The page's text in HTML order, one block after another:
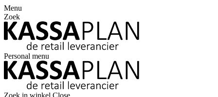
Menu
Zoek
Personal menu
Zoek in winkel Close